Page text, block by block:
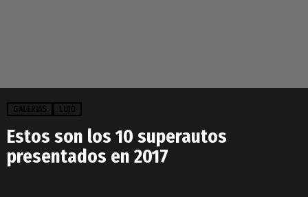
GALERIAS LUJO
Estos son los 10 superautos
presentados en 2017